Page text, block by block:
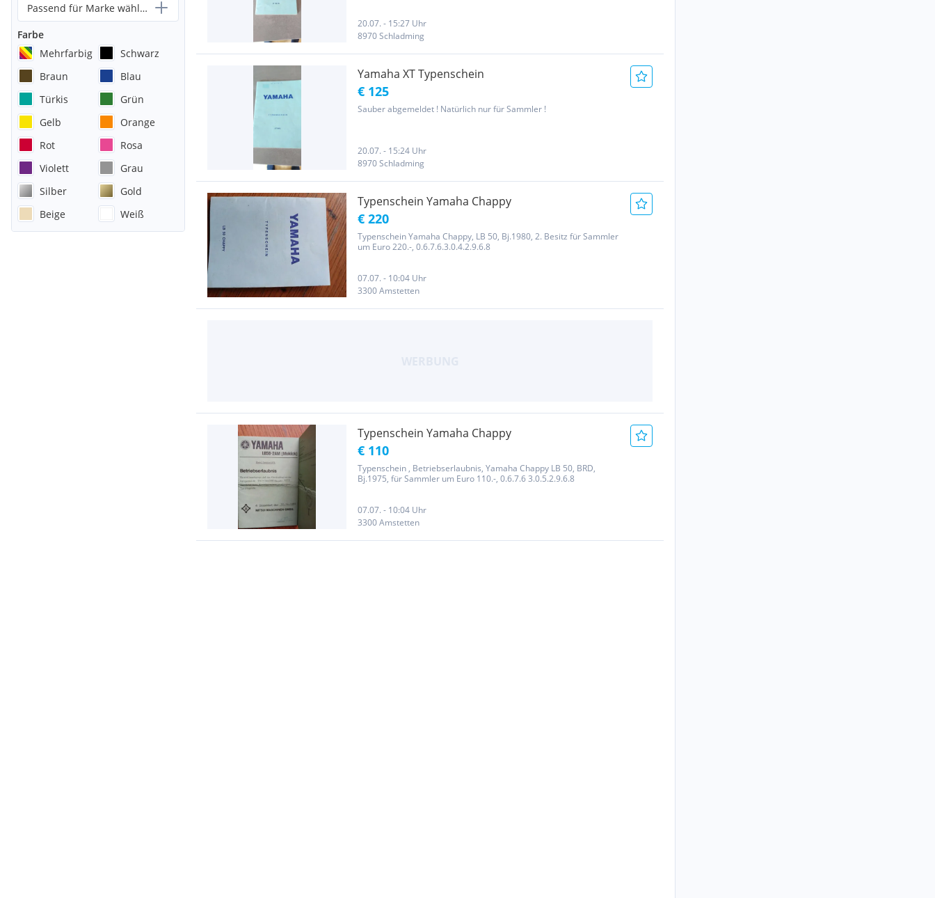
Passend für Marke wählen...
Farbe
Mehrfarbig
Schwarz
Braun
Blau
Türkis
Grün
Gelb
Orange
Rot
Rosa
Violett
Grau
Silber
Gold
Beige
Weiß
20.07. - 15:27 Uhr
8970 Schladming
Yamaha XT Typenschein
€ 125
Sauber abgemeldet ! Natürlich nur für Sammler !
20.07. - 15:24 Uhr
8970 Schladming
Typenschein Yamaha Chappy
€ 220
Typenschein Yamaha Chappy, LB 50, Bj.1980, 2. Besitz für Sammler
um Euro 220.-, 0.6.7.6.3.0.4.2.9.6.8
07.07. - 10:04 Uhr
3300 Amstetten
Typenschein Yamaha Chappy
€ 110
Typenschein , Betriebserlaubnis, Yamaha Chappy LB 50, BRD,
Bj.1975, für Sammler um Euro 110.-, 0.6.7.6 3.0.5.2.9.6.8
07.07. - 10:04 Uhr
3300 Amstetten